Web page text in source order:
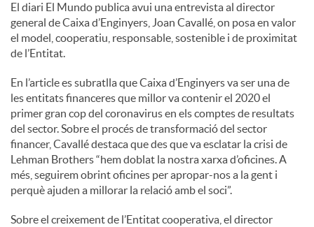
S
o
c
i
a
El diari El Mundo publica avui una entrevista al director
general de Caixa d’Enginyers, Joan Cavallé, on posa en valor
el model, cooperatiu, responsable, sostenible i de proximitat
de l’Entitat.
En l’article es subratlla que Caixa d’Enginyers va ser una de
les entitats financeres que millor va contenir el 2020 el
primer gran cop del coronavirus en els comptes de resultats
del sector. Sobre el procés de transformació del sector
financer, Cavallé destaca que des que va esclatar la crisi de
Lehman Brothers “hem doblat la nostra xarxa d’oficines. A
més, seguirem obrint oficines per apropar-nos a la gent i
perquè ajuden a millorar la relació amb el soci”.
Sobre el creixement de l’Entitat cooperativa, el director